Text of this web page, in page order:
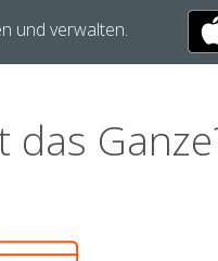
und verwalten.